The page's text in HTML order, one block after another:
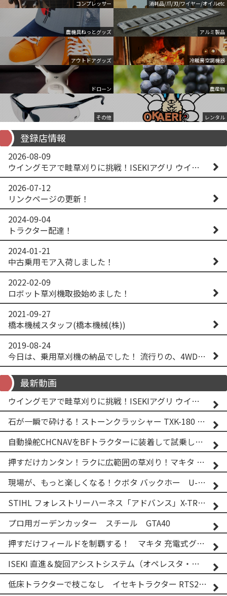
コンプレッサー 消耗品/爪/刃/ワイヤー/オイルetc
農機具ねっとグッズ アルミ製品
アウトドアグッズ 冷暖房空調機器
ドローン 農産物
その他 レンタル
登録店情報
2026-08-09
ウイングモアで畦草刈りに挑戦！ISEKIアグリ ウイングモア WM746AF
2026-07-12
リンクページの更新！
2024-09-04
トラクター配達！
2024-01-21
中古乗用モア入荷しました！
2022-02-09
ロボット草刈機取扱始めました！
2021-09-27
橋本機械スタッフ(橋本機械(株))
2019-08-24
今日は、乗用草刈機の納品でした！ 流行りの、4WD！ #イセキアグリ #オーレック #四駆 #増税間近
最新動画
ウイングモアで畦草刈りに挑戦！ISEKIアグリ ウイングモア WM746AF
石が一瞬で砕ける！ストーンクラッシャー TXK-180 実演
自動操舵CHCNAVをBFトラクターに装着して試乗してみた！！ CHCNAV NX610
押すだけカンタン！ラクに広範囲の草刈り！マキタ バッテリー式草刈り機 MUG001G 2
現場が、もっと楽しくなる！クボタ バックホー U-25-3A
STIHL フォレストリーハーネス「アドバンス」X-TREEm
プロ用ガーデンカッター スチール GTA40
押すだけフィールドを制覇する！ マキタ 充電式グランドトリマー MUG001G
ISEKI 直進＆旋回アシストシステム（オペレスタ・ターン）搭載 イセキ 乗用田植機 PRJ8D-ZJL
低床トラクターで枝こなし イセキトラクター RTS205NS & フレールモア FNC1202F